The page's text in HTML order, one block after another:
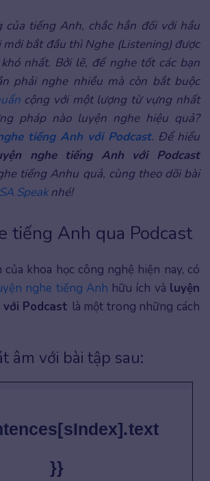
của tiếng Anh, chắc hẳn đối với hầu
bắt đầu thì Nghe (Listening) được
nhất. Bởi lẽ, để nghe tốt các bạn
phải nghe nhiều mà còn bắt buộc
cộng với một lượng từ vựng nhất
pháp nào luyện nghe hiệu quả?
tiếng Anh với Podcast. Để hiểu
nghe tiếng Anh với Podcast
tiếng Anhu quả, cùng theo dõi bài
Speaknhé!
tiếng Anh qua Podcast
khoa học công nghệ hiện nay, có
nghe tiếng Anh hữu ích và luyện
Podcast là một trong những cách
âm với bài tập sau:
}}